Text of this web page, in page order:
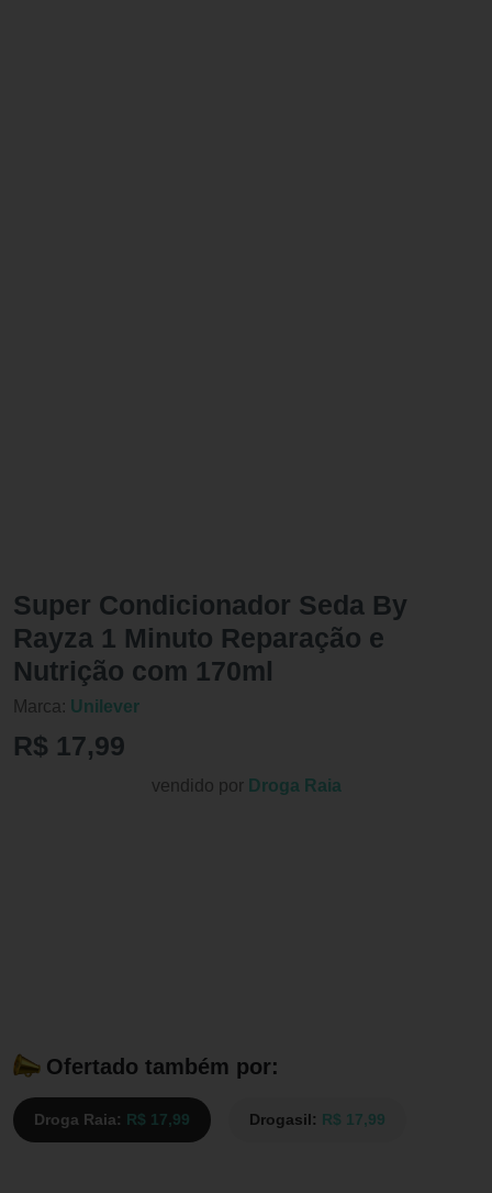
Super Condicionador Seda By
Rayza 1 Minuto Reparação e
Nutrição com 170ml
Marca: Unilever
R$ 17,99
vendido por Droga Raia
Ofertado também por:
Droga Raia: R$ 17,99 Drogasil: R$ 17,99